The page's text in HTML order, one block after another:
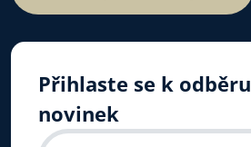
Přihlaste se k odběru
novinek